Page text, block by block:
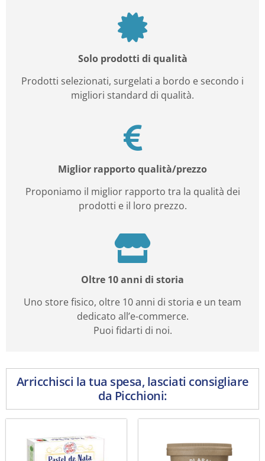
Solo prodotti di qualità
Prodotti selezionati, surgelati a bordo e secondo i
migliori standard di qualità.
Miglior rapporto qualità/prezzo
Proponiamo il miglior rapporto tra la qualità dei
prodotti e il loro prezzo.
Oltre 10 anni di storia
Uno store fisico, oltre 10 anni di storia e un team
dedicato all’e-commerce.
Puoi fidarti di noi.
Arricchisci la tua spesa, lasciati consigliare
da Picchioni: